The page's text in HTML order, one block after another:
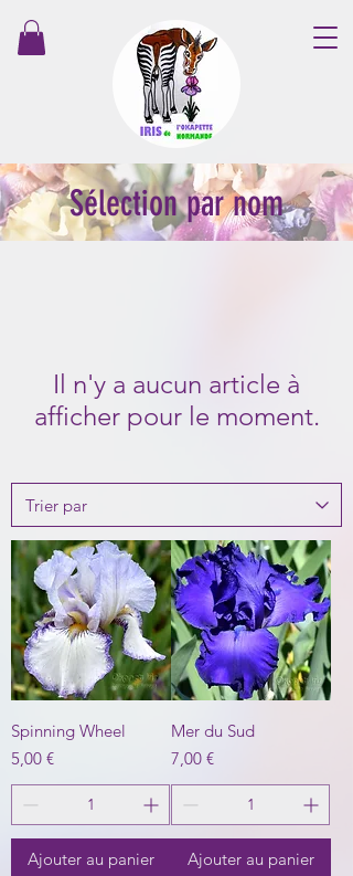
Sélection par nom
Il n'y a aucun article à
afficher pour le moment.
Spinning Wheel
Prix
5,00 €
Ajouter au panier
Mer du Sud
Prix
7,00 €
Ajouter au panier